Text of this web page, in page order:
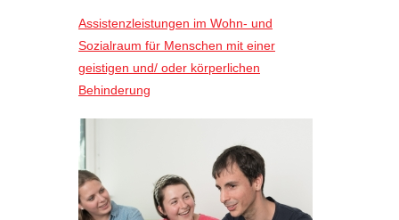
Assistenzleistungen im Wohn- und
Sozialraum für Menschen mit einer
geistigen und/ oder körperlichen
Behinderung